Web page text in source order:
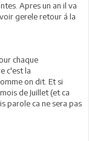
Apres un an il va
gerele retour á la
chaque
c'est la
on dit. Et si
de Juillet (et ca
parole ca ne sera pas